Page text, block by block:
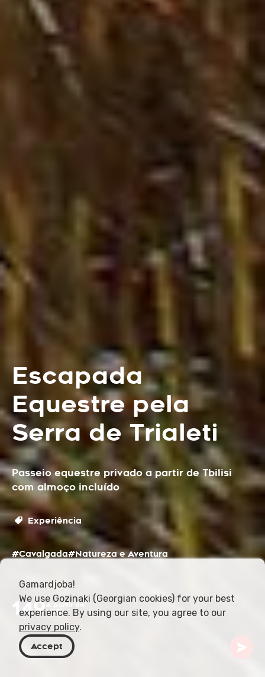
Escapada
Equestre pela
Serra de Trialeti
Passeio equestre privado a partir de Tbilisi
com almoço incluído
Experiência
#Cavalgada#Natureza e Aventura
149A partir de
USD
Gamardjoba!
We use Gozinaki (Georgian cookies) for your best
experience. By using our site, you agree to our
privacy policy.
Accept